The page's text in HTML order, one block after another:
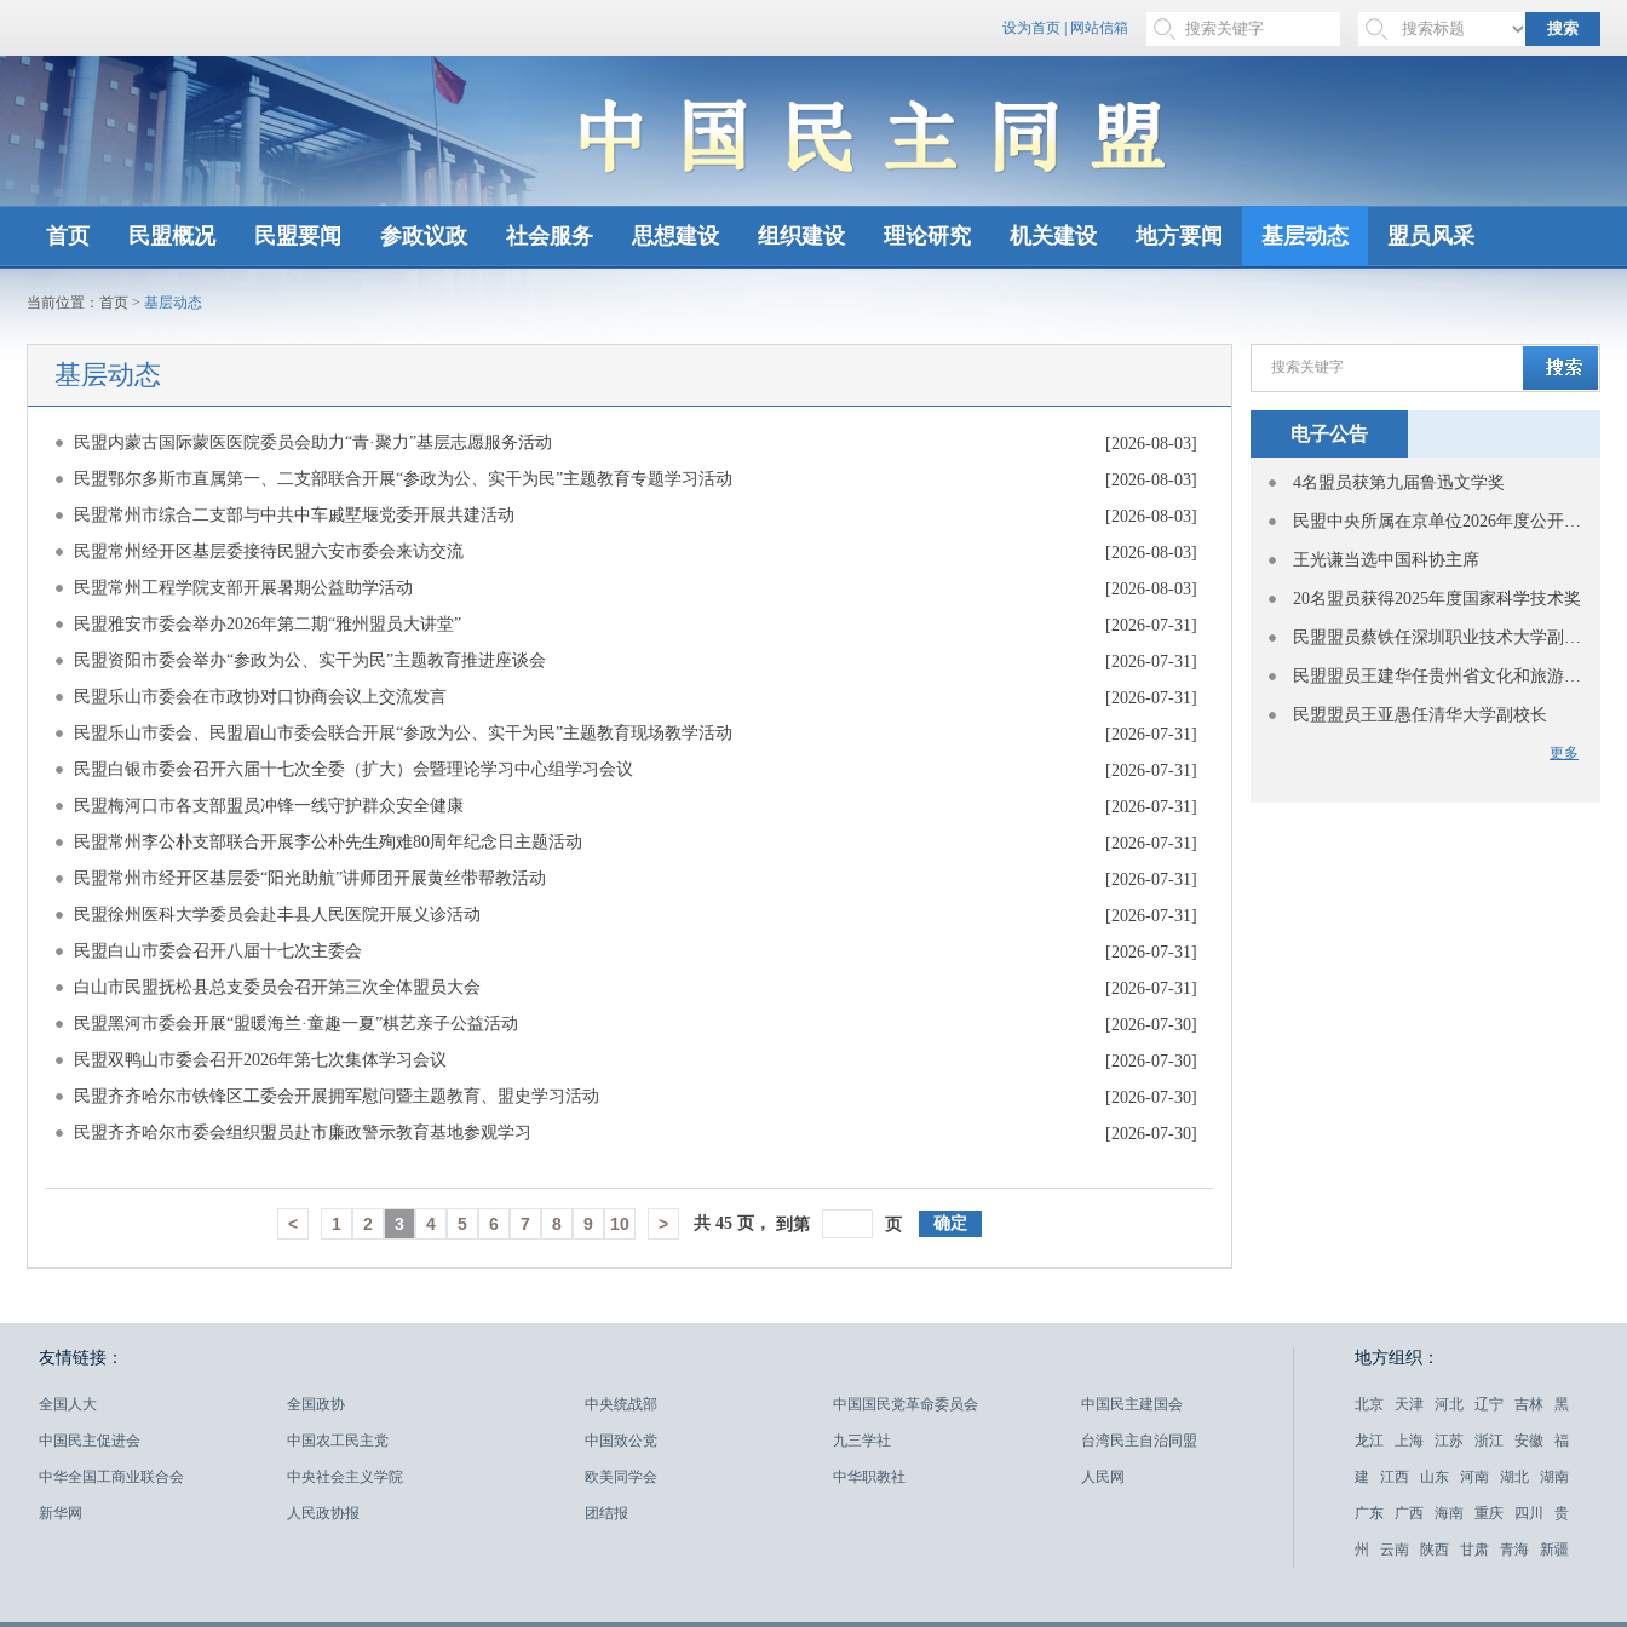
设为首页 网站信箱 搜索
首页 民盟概况 民盟要闻 参政议政 社会服务 思想建设 组织建设 理论研究 机关建设 地方要闻 基层动态 盟员风采
当前位置： 首页 > 基层动态
基层动态
民盟内蒙古国际蒙医医院委员会助力“青·聚力”基层志愿服务活动
[2026-08-03]
民盟鄂尔多斯市直属第一、二支部联合开展“参政为公、实干为民”主题教育专题学习活动
[2026-08-03]
民盟常州市综合二支部与中共中车戚墅堰党委开展共建活动
[2026-08-03]
民盟常州经开区基层委接待民盟六安市委会来访交流
[2026-08-03]
民盟常州工程学院支部开展暑期公益助学活动
[2026-08-03]
民盟雅安市委会举办2026年第二期“雅州盟员大讲堂”
[2026-07-31]
民盟资阳市委会举办“参政为公、实干为民”主题教育推进座谈会
[2026-07-31]
民盟乐山市委会在市政协对口协商会议上交流发言
[2026-07-31]
民盟乐山市委会、民盟眉山市委会联合开展“参政为公、实干为民”主题教育现场教学活动
[2026-07-31]
民盟白银市委会召开六届十七次全委（扩大）会暨理论学习中心组学习会议
[2026-07-31]
民盟梅河口市各支部盟员冲锋一线守护群众安全健康
[2026-07-31]
民盟常州李公朴支部联合开展李公朴先生殉难80周年纪念日主题活动
[2026-07-31]
民盟常州市经开区基层委“阳光助航”讲师团开展黄丝带帮教活动
[2026-07-31]
民盟徐州医科大学委员会赴丰县人民医院开展义诊活动
[2026-07-31]
民盟白山市委会召开八届十七次主委会
[2026-07-31]
白山市民盟抚松县总支委员会召开第三次全体盟员大会
[2026-07-31]
民盟黑河市委会开展“盟暖海兰·童趣一夏”棋艺亲子公益活动
[2026-07-30]
民盟双鸭山市委会召开2026年第七次集体学习会议
[2026-07-30]
民盟齐齐哈尔市铁锋区工委会开展拥军慰问暨主题教育、盟史学习活动
[2026-07-30]
民盟齐齐哈尔市委会组织盟员赴市廉政警示教育基地参观学习
[2026-07-30]
< 1 2 3 4 5 6 7 8 9 10 > 共 45 页， 到第 页 确定
电子公告
4名盟员获第九届鲁迅文学奖
王光谦当选中国科协主席
20名盟员获得2025年度国家科学技术奖
民盟盟员王亚愚任清华大学副校长
更多
友情链接：
全国人大
中国民主促进会
中华全国工商业联合会
新华网
全国政协
中国农工民主党
中央社会主义学院
人民政协报
中央统战部
中国致公党
欧美同学会
团结报
中国国民党革命委员会
九三学社
中华职教社
中国民主建国会
台湾民主自治同盟
人民网
地方组织：
北京 天津 河北 辽宁 吉林 黑
龙江 上海 江苏 浙江 安徽 福
建 江西 山东 河南 湖北 湖南
广东 广西 海南 重庆 四川 贵
州 云南 陕西 甘肃 青海 新疆